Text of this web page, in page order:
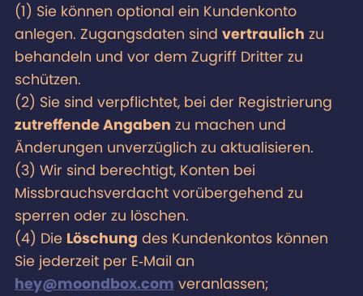
(1) Sie können optional ein Kundenkonto
anlegen. Zugangsdaten sind vertraulich zu
behandeln und vor dem Zugriff Dritter zu
schützen.
(2) Sie sind verpflichtet, bei der Registrierung
zutreffende Angaben zu machen und
Änderungen unverzüglich zu aktualisieren.
(3) Wir sind berechtigt, Konten bei
Missbrauchsverdacht vorübergehend zu
sperren oder zu löschen.
(4) Die Löschung des Kundenkontos können
Sie jederzeit per E‑Mail an
hey@moondbox.com veranlassen;